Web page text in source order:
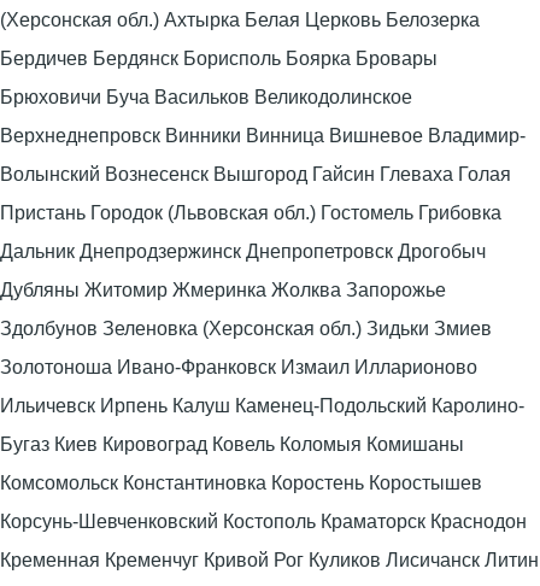
(Херсонская обл.) Ахтырка Белая Церковь Белозерка
Бердичев Бердянск Борисполь Боярка Бровары
Брюховичи Буча Васильков Великодолинское
Верхнеднепровск Винники Винница Вишневое Владимир-
Волынский Вознесенск Вышгород Гайсин Глеваха Голая
Пристань Городок (Львовская обл.) Гостомель Грибовка
Дальник Днепродзержинск Днепропетровск Дрогобыч
Дубляны Житомир Жмеринка Жолква Запорожье
Здолбунов Зеленовка (Херсонская обл.) Зидьки Змиев
Золотоноша Ивано-Франковск Измаил Илларионово
Ильичевск Ирпень Калуш Каменец-Подольский Каролино-
Бугаз Киев Кировоград Ковель Коломыя Комишаны
Комсомольск Константиновка Коростень Коростышев
Корсунь-Шевченковский Костополь Краматорск Краснодон
Кременная Кременчуг Кривой Рог Куликов Лисичанск Литин